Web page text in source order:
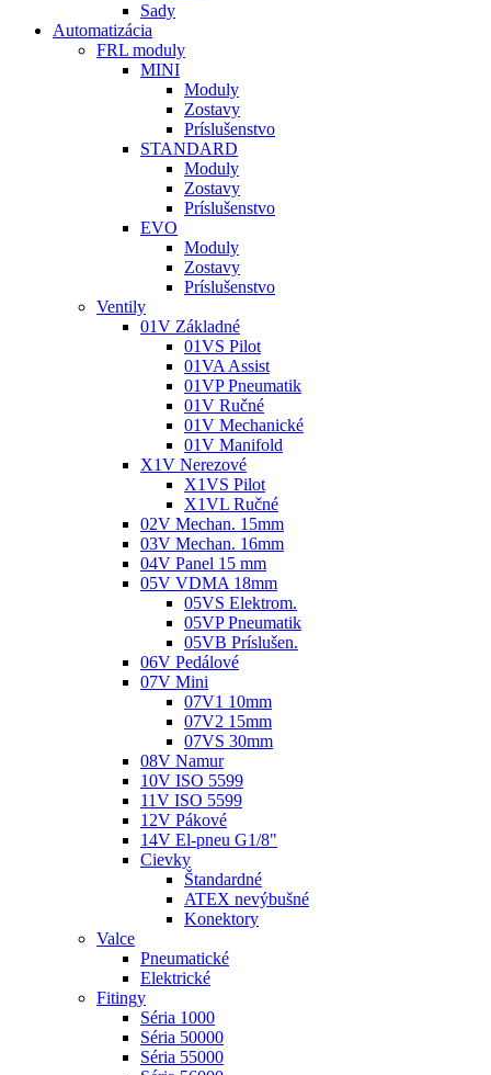
Sady
Automatizácia
FRL moduly
MINI
Moduly
Zostavy
Príslušenstvo
STANDARD
Moduly
Zostavy
Príslušenstvo
EVO
Moduly
Zostavy
Príslušenstvo
Ventily
01V Základné
01VS Pilot
01VA Assist
01VP Pneumatik
01V Ručné
01V Mechanické
01V Manifold
X1V Nerezové
X1VS Pilot
X1VL Ručné
02V Mechan. 15mm
03V Mechan. 16mm
04V Panel 15 mm
05V VDMA 18mm
05VS Elektrom.
05VP Pneumatik
05VB Príslušen.
06V Pedálové
07V Mini
07V1 10mm
07V2 15mm
07VS 30mm
08V Namur
10V ISO 5599
11V ISO 5599
12V Pákové
14V El-pneu G1/8"
Cievky
Štandardné
ATEX nevýbušné
Konektory
Valce
Pneumatické
Elektrické
Fitingy
Séria 1000
Séria 50000
Séria 55000